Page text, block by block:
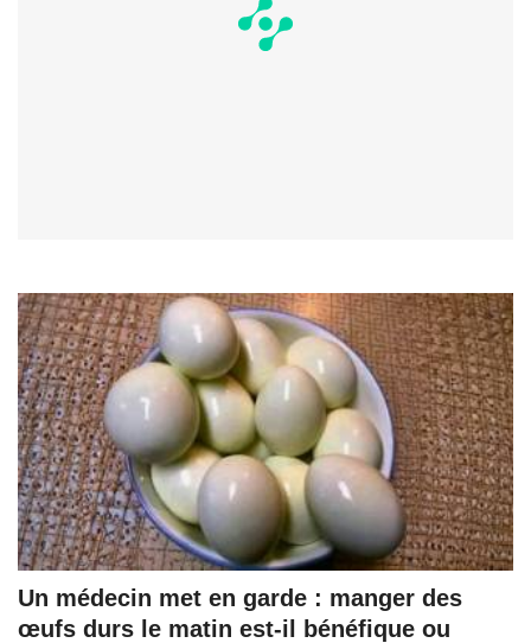
Un médecin met en garde : manger des
œufs durs le matin est-il bénéfique ou